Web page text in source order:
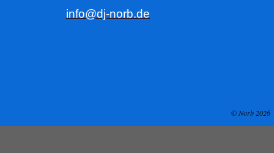
info@dj-norb.de
© Norb 2026